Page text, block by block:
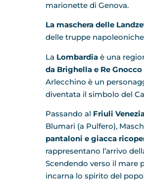
marionette di Genova.
La maschera delle
delle truppe
La Lombardia è una
da Brighella e Re
Arlecchino è un
diventata il simbolo del
Passando al Friuli
Blumari (a Pulfero),
pantaloni e giacca
rappresentano l’arrivo
Scendendo verso il mare
incarna lo spirito del